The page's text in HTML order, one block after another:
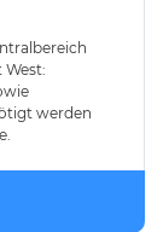
West:
werden